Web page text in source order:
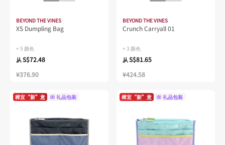
BEYOND THE VINES
XS Dumpling Bag
+ 5 颜色
从S$72.48
¥376.90
BEYOND THE VINES
Crunch Carryall 01
+ 3 颜色
从S$81.65
¥424.58
樟宜“新”意 礼品包装 樟宜“新”意 礼品包装